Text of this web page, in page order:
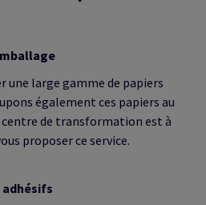
une large gamme de papiers
également ces papiers au
de transformation est à
proposer ce service.
adhésifs